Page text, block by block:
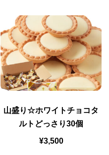
山盛り☆ホワイトチョコタ
ルトどっさり30個
¥3,500